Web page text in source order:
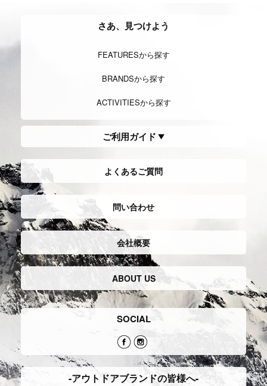
さあ、見つけよう
FEATURESから探す
BRANDSから探す
ACTIVITIESから探す
ご利用ガイド
よくあるご質問
問い合わせ
会社概要
ABOUT US
SOCIAL
-アウトドアブランドの皆様へ-